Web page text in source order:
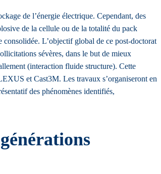
de l’énergie électrique. Cependant, des
de la cellule ou de la totalité du pack
consolidée. L’objectif global de ce post-doctorat
sévères, dans le but de mieux
(interaction fluide structure). Cette
et Cast3M. Les travaux s’organiseront en
des phénomènes identifiés,